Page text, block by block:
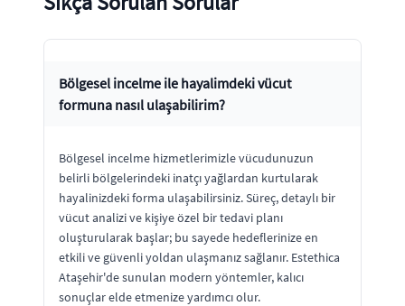
Bölgesel incelme ile hayalimdeki vücut
formuna nasıl ulaşabilirim?
Bölgesel incelme hizmetlerimizle vücudunuzun
belirli bölgelerindeki inatçı yağlardan kurtularak
hayalinizdeki forma ulaşabilirsiniz. Süreç, detaylı bir
vücut analizi ve kişiye özel bir tedavi planı
oluşturularak başlar; bu sayede hedeflerinize en
etkili ve güvenli yoldan ulaşmanız sağlanır. Estethica
Ataşehir'de sunulan modern yöntemler, kalıcı
sonuçlar elde etmenize yardımcı olur.